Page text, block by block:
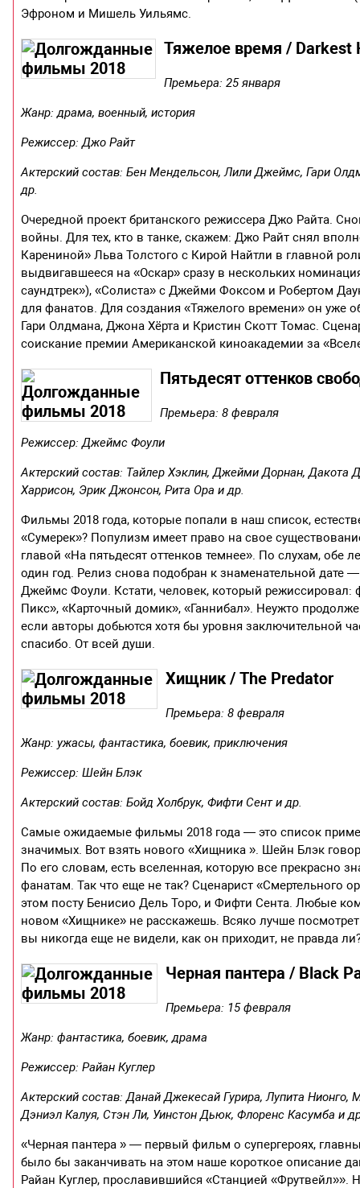
Эфроном и Мишель Уильямс.
Тяжелое время / Darkest
Премьера: 25 января
Жанр: драма, военный, история
Режиссер: Джо Райт
Актерский состав: Бен Мендельсон, Лили Джеймс, Гари
др.
Очередной проект британского режиссера Джо Райта.
войны. Для тех, кто в танке, скажем: Джо Райт снял
Карениной» Льва Толстого с Кирой Найтли в главной
выдвигавшееся на «Оскар» сразу в нескольких
саундтрек»), «Солиста» с Джейми Фоксом и Робертом
для фанатов. Для создания «Тяжелого времени» он уже
Гари Олдмана, Джона Хёрта и Кристин Скотт Томас.
соискание премии Американской киноакадемии за
Пятьдесят оттенков
Премьера: 8 февраля
Режиссер: Джеймс Фоули
Актерский состав: Тайлер Хэклин, Джейми Дорнан,
Харрисон, Эрик Джонсон, Рита Ора и др.
Фильмы 2018 года, которые попали в наш список,
«Сумерек»? Популизм имеет право на свое
главой «На пятьдесят оттенков темнее». По слухам,
один год. Релиз снова подобран к знаменательной
Джеймс Фоули. Кстати, человек, который
Пикс», «Карточный домик», «Ганнибал». Неужто
если авторы добьются хотя бы уровня заключительной
спасибо. От всей души.
Хищник / The Predator
Премьера: 8 февраля
Жанр: ужасы, фантастика, боевик, приключения
Режиссер: Шейн Блэк
Актерский состав: Бойд Холбрук, Фифти Сент и др.
Самые ожидаемые фильмы 2018 года — это список
значимых. Вот взять нового «Хищника ». Шейн Блэк
По его словам, есть вселенная, которую все прекрасно
фанатам. Так что еще не так? Сценарист «Смертельного
этом посту Бенисио Дель Торо, и Фифти Сента. Любые
новом «Хищнике» не расскажешь. Всяко лучше
вы никогда еще не видели, как он приходит, не правда
Черная пантера / Black
Премьера: 15 февраля
Жанр: фантастика, боевик, драма
Режиссер: Райан Куглер
Актерский состав: Данай Джекесай Гурира, Лупита
Дэниэл Калуя, Стэн Ли, Уинстон Дьюк, Флоренс Касумба и
«Черная пантера » — первый фильм о супергероях,
было бы заканчивать на этом наше короткое описание
Райан Куглер, прославившийся «Станцией